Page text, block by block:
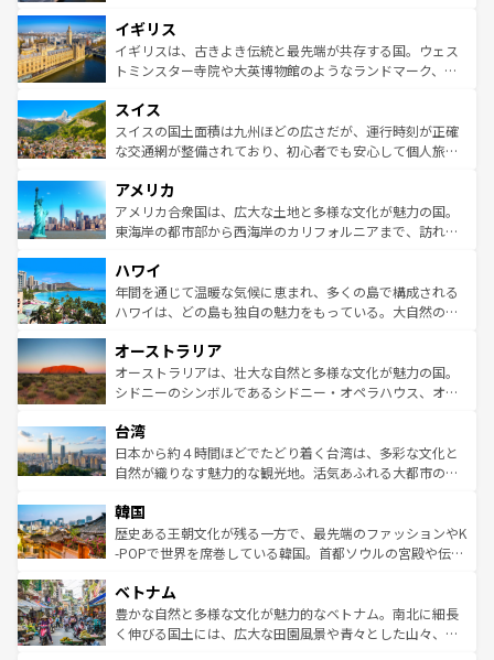
いる。シャンパンの発祥地であるランス、プロヴァンスの
香り高いラベンダー畑など、多彩な楽しみ方が可能だ。さ
らに、パリ以外の地域にも魅力が溢れており、どの街角に
れる地方に足を運ぶとそれぞれで全く異なる文化を体験で
きるだろう。 なお、新着のフランス情報はコンテンツ一覧
を参照してほしい。
顔を持つこの国は、どこを歩いても飽きることがない。ベ
ルリンの文化的活気、バイエルン州のアルプスの絶景、そ
してライン川沿いのワイン畑といった風景は必見。ビール
は、お酒好きな人にはぜひ体験してほしい。 なお、新着の
ドイツ情報はコンテンツ一覧を参照してほしい。
イギリス
イギリスは、古きよき伝統と最先端が共存する国。ウェス
トミンスター寺院や大英博物館のようなランドマーク、歴
リアごとに異なる魅力がある。また、優雅なアフタヌーン
ティー、ビール好きにはたまらない英国パブ、サッカー観
戦など、本場だからこそできる体験も豊富。イギリスを旅
ンツ一覧を参照してほしい。
スイス
スイスの国土面積は九州ほどの広さだが、運行時刻が正確
な交通網が整備されており、初心者でも安心して個人旅行
の建物がそのまま残る町や、スイスならではのユニークな
博物館もあり、アルプス観光だけでなく町歩きも満喫する
ことができる。国民の所得が高いため物価も高いが、旅行
ば市内交通費無料で観光を楽しむこともできる。 なお、新
着のスイス情報はコンテンツ一覧 を参照してほしい。
アメリカ
アメリカ合衆国は、広大な土地と多様な文化が魅力の国。
東海岸の都市部から西海岸のカリフォルニアまで、訪れる
のような巨大都市は、観光、ショッピング、エンターテイ
ンメントが詰まった刺激的なスポットだ。一方、アメリカ
西部には大自然が広がり、グランドキャニオンやイエロー
部のニューオーリンズでは、音楽と美食が融合した独特の
文化が魅力。旅行者はアメリカの各地域で異なる魅力を楽
しみながら、その多様性と豊かな歴史を感じることができ
ならではの贅沢な旅のスタイルだ。 なお、新着のアメリカ
情報はコンテンツ一覧を参照してほしい。
ハワイ
年間を通じて温暖な気候に恵まれ、多くの島で構成される
ハワイは、どの島も独自の魅力をもっている。大自然の神
ワイ島は見逃せない。また、定番の観光地といえばオアフ
島だが、静かな自然を求めるならマウイ島やカウアイ島が
おすすめ。エメラルドグリーンに輝く海をはじめ、豊かな
れるおもてなしの心で訪れる人々を迎えてくれるハワイの
人々、おいしいローカルフードやハワイアンミュージッ
ク、伝統的なフラダンスなど、すべてがハワイの魅力を彩
ワイを、存分に味わってほしい。 なお、新着のハワイ情報
はコンテンツ一覧を参照してほしい。
オーストラリア
オーストラリアは、壮大な自然と多様な文化が魅力の国。
シドニーのシンボルであるシドニー・オペラハウス、オー
リアリーフや大陸中央部にそびえるウルル（エアーズロッ
ク）、タスマニアの美しい原生林やケアンズの熱帯雨林な
ど、見どころがたくさん。また、カフェやワイン、オージ
いる。アクティビティも充実しており、サーフィンやダイ
ビング、ハイキングなど、アウトドア好きにはたまらな
い。オーストラリアの多彩な魅力を存分に味わいつくそ
参照してほしい。
台湾
日本から約４時間ほどでたどり着く台湾は、多彩な文化と
自然が織りなす魅力的な観光地。活気あふれる大都市の台
ン）、静ひつな山岳地帯である台湾東部など、都市の喧騒
と山間の静けさが共存しており、訪れる人に新しい発見と
驚きをもたらしてくれる。また、奥深い台湾の食文化も魅
容にもいいと評判のスイーツなど、バラエティ豊かな料理
が味わえる。 なお、新着の台湾情報は コンテンツ一覧を参
照してほしい。
韓国
歴史ある王朝文化が残る一方で、最先端のファッションやK
-POPで世界を席巻している韓国。首都ソウルの宮殿や伝統
き、地方に足を延ばせば四季折々の自然美を楽しむことが
できる。そして、キムチや焼肉、絶品のストリートフード
まで、さまざまな韓国料理が待っている。夜には、韓国な
ベトナム
豊かな自然と多様な文化が魅力的なベトナム。南北に細長
く伸びる国土には、広大な田園風景や青々とした山々、世